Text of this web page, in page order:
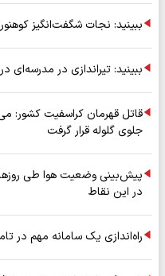
ببینید: نجات شگفت‌انگیز
ببینید: تیراندازی در مدرسه‌ای در
قاتل قهرمان کراسفیت کشور:
جلوی گلوله قرار گرفت
پیش‌بینی وضعیت هوا طی
در این نقاط
راه‌اندازی یک سامانه مهم در